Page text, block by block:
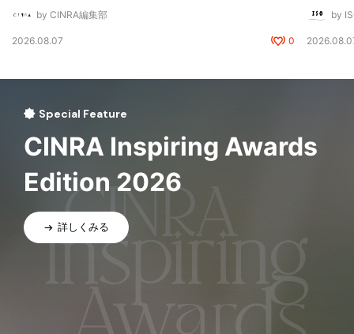
by CINRA編集部
2026.08.07 0
by
Special Feature
CINRA Inspiring Awards
Edition 2026
詳しくみる